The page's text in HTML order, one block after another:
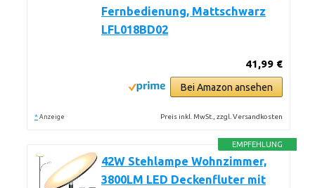
Fernbedienung, Mattschwarz
LFL018BD02
41,99 €
Bei Amazon ansehen
* Anzeige Preis inkl. MwSt., zzgl. Versandkosten
EMPFEHLUNG
42W Stehlampe Wohnzimmer,
3800LM LED Deckenfluter mit